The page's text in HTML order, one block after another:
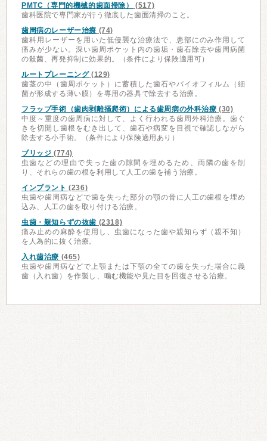
PMTC（専門的機械的歯面掃除）
(517)
歯科医院で専門家が行う徹底した歯面清掃のこと。
歯周病のレーザー治療 (74)
歯科用レーザーを用いた低侵襲な治療法で、患部にのみ作用して
痛みが少ない。深い歯周ポケット内の歯垢・歯石除去や歯周病菌
の殺菌、再発抑制に効果的。（条件により保険適用可）
ルートプレーニング(129)
歯茎の中（歯周ポケット）に蓄積した歯石やバイオフィルム（細
菌が形成する薄い膜）を専用の器具で除去する治療。
フラップ手術（歯肉剥離掻爬術）による歯周病の外科治療 (30)
中度～重度の歯周病に対して、よく行われる歯周外科治療。歯ぐ
きを切開し歯根をむき出して、歯石や病変を目視で確認しながら
除去する小手術。（条件により保険適用あり）
ブリッジ (774)
虫歯などの理由で失った歯の隙間を埋めるため、両隣の歯を削
り、それらの歯の根を利用して人工の歯を補う治療。
インプラント (236)
虫歯や歯周病などで歯を失った部分の顎の骨に人工の歯根を埋め
込み、人工の歯を取り付ける治療。
虫歯・親知らずの抜歯 (2318)
痛み止めの麻酔を使用し、虫歯になった歯や親知らず（親不知）
を人為的に抜く治療。
入れ歯治療 (465)
虫歯や歯周病などで上顎または下顎の全ての歯を失った場合に義
歯（入れ歯）を作製し、噛む機能や見た目を回復させる治療。